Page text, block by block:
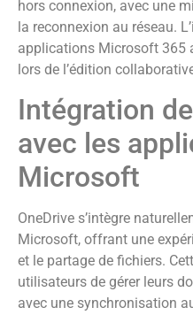
hors connexion, avec une
la reconnexion au réseau.
applications Microsoft 365
lors de l’édition
Intégration
avec les
Microsoft
OneDrive s’intègre
Microsoft, offrant une
et le partage de fichiers.
utilisateurs de gérer leurs
avec une synchronisation